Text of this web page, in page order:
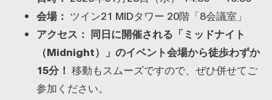
会場： ツイン21 MIDタワー 20階「8会議室」
アクセス： 同日に開催される「ミッドナイト
（Midnight）」のイベント会場から徒歩わずか
15分！ 移動もスムーズですので、ぜひ併せてご
参加ください。